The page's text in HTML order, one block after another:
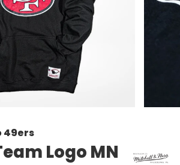
49ers
Logo MN